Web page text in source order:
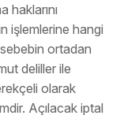
işlemlerine hangi
ortadan
deliller ile
olarak
Açılacak iptal